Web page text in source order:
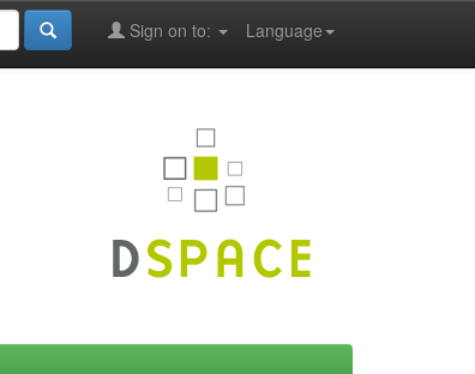
Language
Sign on to: